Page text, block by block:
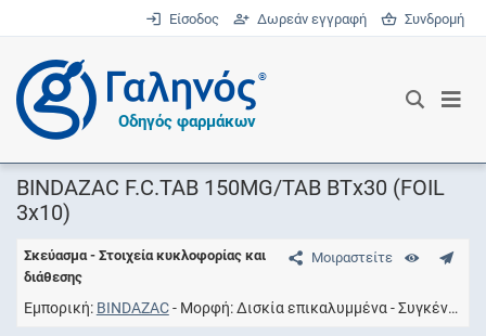
Είσοδος Δωρεάν εγγραφή Συνδρομή
®
Οδηγός φαρμάκων
BINDAZAC F.C.TAB 150MG/TAB ΒΤx30 (FOIL
3x10)
Μοιραστείτε
Σκεύασμα - Στοιχεία κυκλοφορίας και
διάθεσης
Εμπορική BINDAZAC Μορφή Δισκία επικαλυμμένα Συγκέντρωση